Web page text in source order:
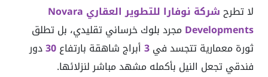
لا تطرح
شركة نوفارا للتطوير العقاري Novara
Developments مجرد بلوك خرساني تقليدي، بل تطلق
ثورة معمارية تتجسد في3أبراج شاهقة بارتفاع30دور
فندقي تجعل النيل بأكمله مشهد مباشر لنزلائها.